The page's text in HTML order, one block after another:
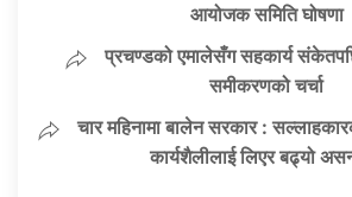
आयोजक समिति घोषणा
प्रचण्डको एमालेसँग सहकार्य
समीकरणको चर्चा
चार महिनामा बालेन सरकार :
कार्यशैलीलाई लिएर बढ्यो